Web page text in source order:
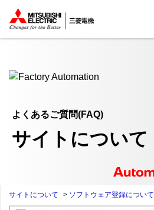
ここから本文
よくあるご質問(FAQ)
サイトについて
サイトについて > ソフトウェア登録について